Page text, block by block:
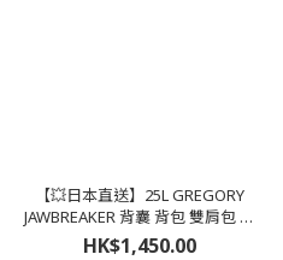
【💥日本直送】25L GREGORY
JAWBREAKER 背囊 背包 雙肩包 書
包 袋
HK$1,450.00